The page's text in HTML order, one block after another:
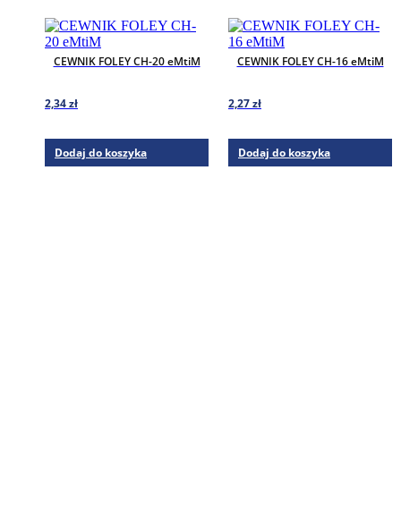
CEWNIK FOLEY CH-20 eMtiM
2,34zł
Dodaj do koszyka
CEWNIK FOLEY CH-16 eMtiM
2,27zł
Dodaj do koszyka